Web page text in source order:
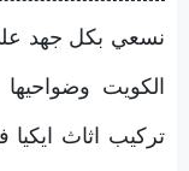
نسعي بكل جهد
الكويت
تركيب اثاث ايكيا